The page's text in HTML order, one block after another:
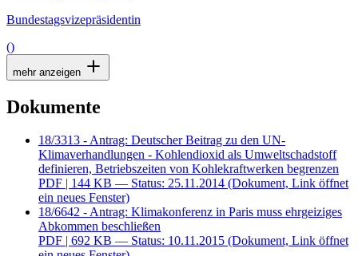
Bundestagsvizepräsidentin
()
mehr anzeigen
Dokumente
18/3313 - Antrag: Deutscher Beitrag zu den UN-
Klimaverhandlungen - Kohlendioxid als Umweltschadstoff
definieren, Betriebszeiten von Kohlekraftwerken begrenzen
PDF | 144 KB — Status: 25.11.2014 (Dokument, Link öffnet
ein neues Fenster)
18/6642 - Antrag: Klimakonferenz in Paris muss ehrgeiziges
Abkommen beschließen
PDF | 692 KB — Status: 10.11.2015 (Dokument, Link öffnet